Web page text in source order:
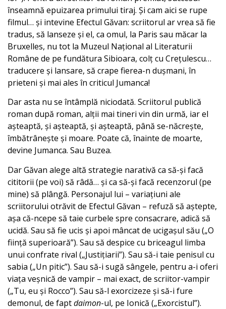
înseamnă epuizarea primului tiraj. Și cam aici se rupe
filmul… și intevine Efectul Găvan: scriitorul ar vrea să fie
tradus, să lanseze și el, ca omul, la Paris sau măcar la
Bruxelles, nu tot la Muzeul Național al Literaturii
Române de pe fundătura Sibioara, colț cu Crețulescu…
traducere și lansare, să crape fierea-n dușmani, în
prieteni și mai ales în criticul Jumanca!
Dar asta nu se întâmplă niciodată. Scriitorul publică
roman după roman, alții mai tineri vin din urmă, iar el
așteaptă, și așteaptă, și așteaptă, până se-năcrește,
îmbătrânește și moare. Poate că, înainte de moarte,
devine Jumanca. Sau Buzea.
Dar Găvan alege altă strategie narativă ca să-și facă
cititorii (pe voi) să râdă… și ca să-și facă recenzorul (pe
mine) să plângă. Personajul lui – variațiuni ale
scriitorului otrăvit de Efectul Găvan – refuză să aștepte,
așa că-ncepe să taie curbele spre consacrare, adică să
ucidă. Sau să fie ucis și apoi mâncat de ucigașul său („O
ființă superioară”). Sau să despice cu briceagul limba
unui confrate rival („Justițiarii”). Sau să-i taie penisul cu
sabia („Un pitic”). Sau să-i sugă sângele, pentru a-i oferi
viața veșnică de vampir – mai exact, de scriitor-vampir
(„Tu, eu și Rocco”). Sau să-l exorcizeze și să-i fure
demonul, de faptdaimon-ul, pe Ionică („Exorcistul”).